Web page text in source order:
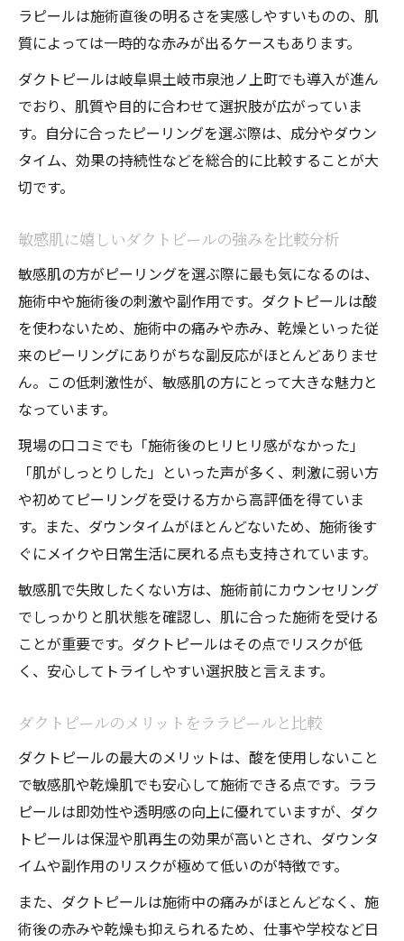
ラピールは施術直後の明るさを実感しやすいものの、肌
質によっては一時的な赤みが出るケースもあります。
ダクトピールは岐阜県土岐市泉池ノ上町でも導入が進ん
でおり、肌質や目的に合わせて選択肢が広がっていま
す。自分に合ったピーリングを選ぶ際は、成分やダウン
タイム、効果の持続性などを総合的に比較することが大
切です。
敏感肌に嬉しいダクトピールの強みを比較分析
敏感肌の方がピーリングを選ぶ際に最も気になるのは、
施術中や施術後の刺激や副作用です。ダクトピールは酸
を使わないため、施術中の痛みや赤み、乾燥といった従
来のピーリングにありがちな副反応がほとんどありませ
ん。この低刺激性が、敏感肌の方にとって大きな魅力と
なっています。
現場の口コミでも「施術後のヒリヒリ感がなかった」
「肌がしっとりした」といった声が多く、刺激に弱い方
や初めてピーリングを受ける方から高評価を得ていま
す。また、ダウンタイムがほとんどないため、施術後す
ぐにメイクや日常生活に戻れる点も支持されています。
敏感肌で失敗したくない方は、施術前にカウンセリング
でしっかりと肌状態を確認し、肌に合った施術を受ける
ことが重要です。ダクトピールはその点でリスクが低
く、安心してトライしやすい選択肢と言えます。
ダクトピールのメリットをララピールと比較
ダクトピールの最大のメリットは、酸を使用しないこと
で敏感肌や乾燥肌でも安心して施術できる点です。ララ
ピールは即効性や透明感の向上に優れていますが、ダク
トピールは保湿や肌再生の効果が高いとされ、ダウンタ
イムや副作用のリスクが極めて低いのが特徴です。
また、ダクトピールは施術中の痛みがほとんどなく、施
術後の赤みや乾燥も抑えられるため、仕事や学校など日